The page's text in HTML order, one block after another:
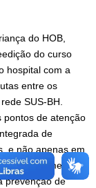
do HOB,
do curso
hospital com a
entre os
SUS-BH.
pontos de atenção
de
e não apenas em
prevenção de